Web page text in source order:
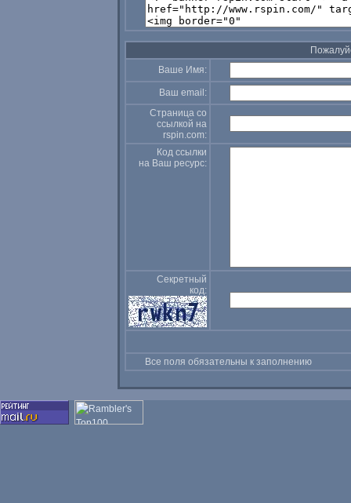
Ваше Имя:
Ваш email:
Страница со
ссылкой на
rspin.com:
Код ссылки
на Ваш ресурс:
Секретный
код:
Все поля обязательны к заполнению